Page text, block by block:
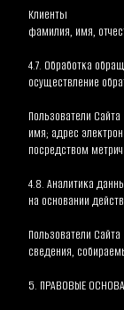
Клиенты
фамилия, имя,
4.7. Обработка
осуществление
Пользователи Сайта
имя; адрес
посредством
4.8. Аналитика
на основании
Пользователи Сайта
сведения,
5. ПРАВОВЫЕ